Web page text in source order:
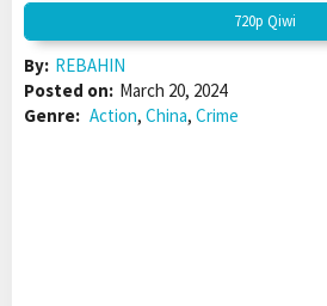
720p Qiwi
By: REBAHIN
Posted on: March 20, 2024
Genre: Action, China, Crime